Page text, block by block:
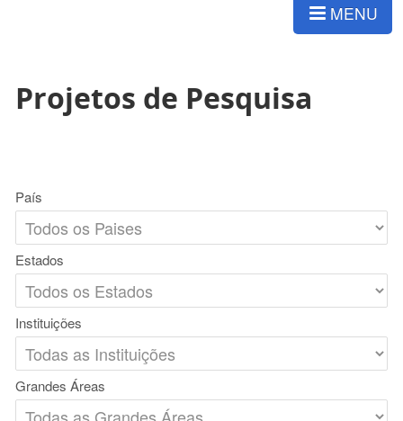
MENU
Projetos de Pesquisa
País
Estados
Instituições
Grandes Áreas